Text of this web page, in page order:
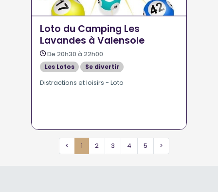
Loto du Camping Les
Lavandes à Valensole
De 20h30 à 22h00
Les Lotos
Se divertir
Distractions et loisirs - Loto
< 1 2 3 4 5 >